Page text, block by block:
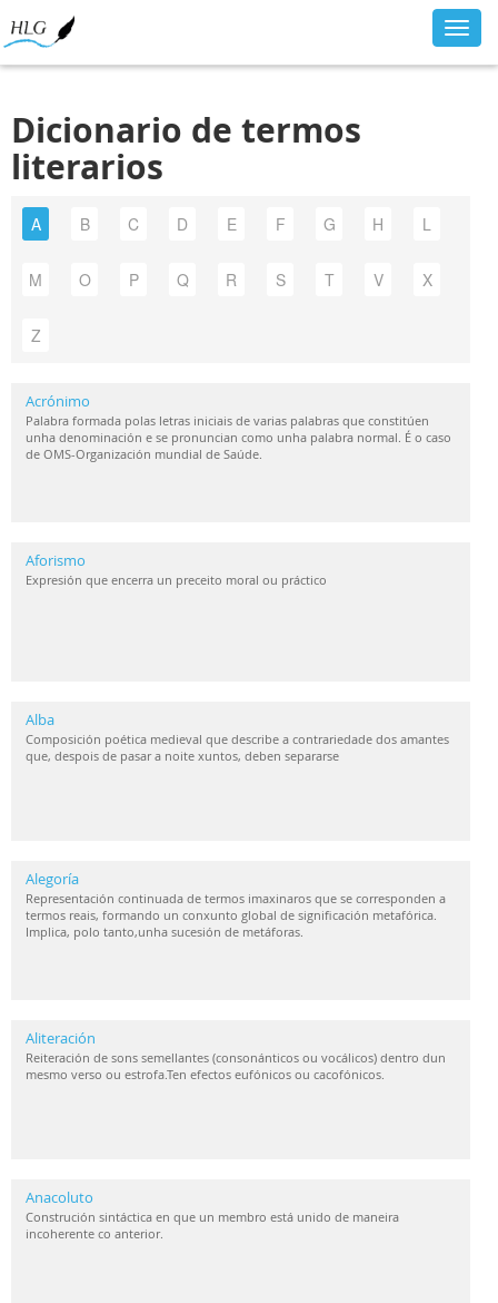
Dicionario de termos
literarios
A B C D E F G H L
M O P Q R S T V X
Z
Acrónimo
Palabra formada polas letras iniciais de varias palabras que constitúen
unha denominación e se pronuncian como unha palabra normal. É o caso
de OMS-Organización mundial de Saúde.
Aforismo
Expresión que encerra un preceito moral ou práctico
Alba
Composición poética medieval que describe a contrariedade dos amantes
que, despois de pasar a noite xuntos, deben separarse
Alegoría
Representación continuada de termos imaxinaros que se corresponden a
termos reais, formando un conxunto global de significación metafórica.
Implica, polo tanto,unha sucesión de metáforas.
Aliteración
Reiteración de sons semellantes (consonánticos ou vocálicos) dentro dun
mesmo verso ou estrofa.Ten efectos eufónicos ou cacofónicos.
Anacoluto
Construción sintáctica en que un membro está unido de maneira
incoherente co anterior.